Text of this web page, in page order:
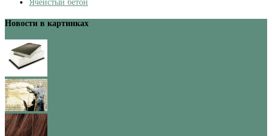
Ячеистый бетон
Новости в картинках